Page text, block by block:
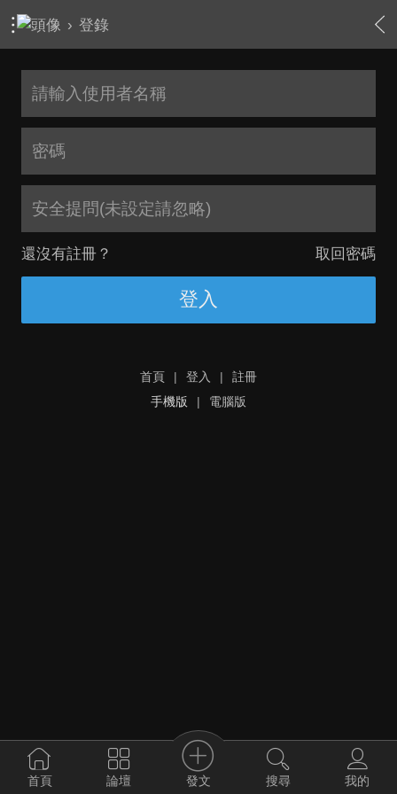
› 登錄
安全提問(未設定請忽略)
還沒有註冊？ 取回密碼
登入
首頁 | 登入 |
註冊
手機版
| 電腦版
首頁 論壇 發文 搜尋 我的